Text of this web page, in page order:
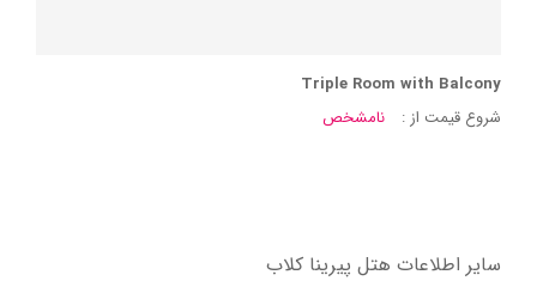
Triple Room with Balcony
شروع قیمت از :
نامشخص
سایر اطلاعات هتل پیرینا کلاب